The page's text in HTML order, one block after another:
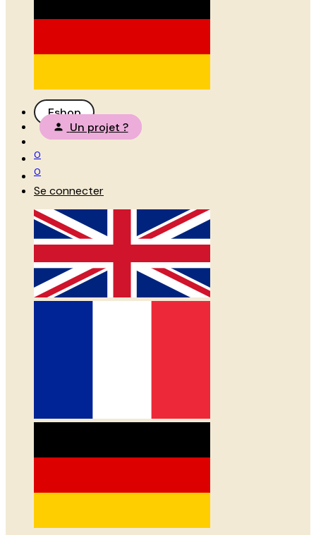
Eshop
Un projet ?
0
0
Se connecter